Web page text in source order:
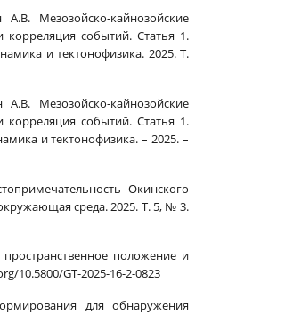
Мезозойско-кайнозойские
корреляция событий. Статья 1.
и тектонофизика. 2025. Т.
Мезозойско-кайнозойские
корреляция событий. Статья 1.
и тектонофизика. – 2025. –
Окинского
среда. 2025. Т. 5, № 3.
положение и
10.5800/GT-2025-16-2-0823
для обнаружения